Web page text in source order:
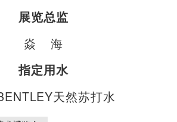
展览总监
焱 海
指定用水
天然苏打水